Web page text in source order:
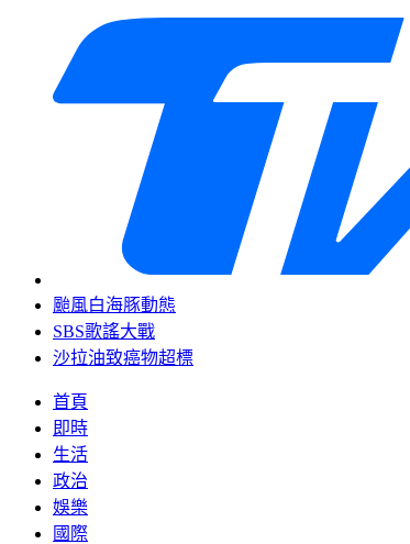
颱風白海豚動態
SBS歌謠大戰
沙拉油致癌物超標
首頁
即時
生活
政治
娛樂
國際